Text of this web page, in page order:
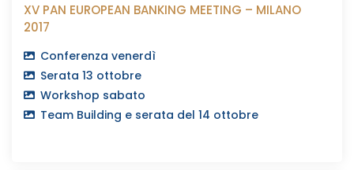
XV PAN EUROPEAN BANKING MEETING – MILANO
2017
Conferenza venerdì
Serata 13 ottobre
Workshop sabato
Team Building e serata del 14 ottobre